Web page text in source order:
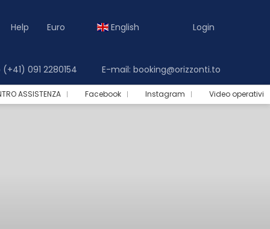
Help Euro English Login
091 2280154 E-mail: booking@orizzonti.to
ASSISTENZA Facebook Instagram Video operativi